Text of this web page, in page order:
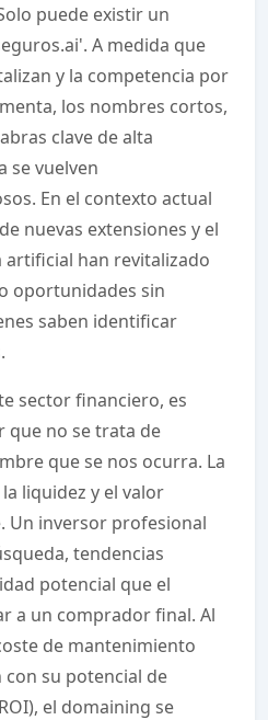
puede existir un
A medida que
y la competencia por
los nombres cortos,
clave de alta
se vuelven
En el contexto actual
nuevas extensiones y el
artificial han revitalizado
oportunidades sin
saben identificar
sector financiero, es
no se trata de
que se nos ocurra. La
liquidez y el valor
Un inversor profesional
tendencias
potencial que el
a un comprador final. Al
de mantenimiento
su potencial de
el domaining se